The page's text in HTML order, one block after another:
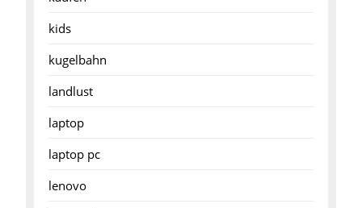
kids
kugelbahn
landlust
laptop
laptop pc
lenovo